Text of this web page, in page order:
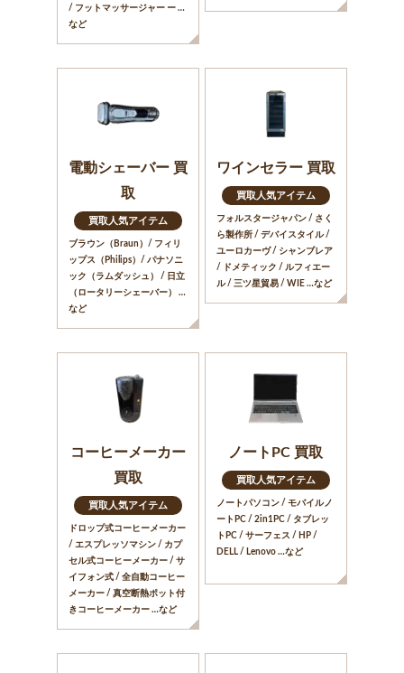
/ フットマッサージャー ー …
など
電動シェーバー 買
取
買取人気アイテム
ブラウン（Braun）/ フィリ
ップス（Philips）/ パナソニ
ック（ラムダッシュ） / 日立
（ロータリーシェーバー） …
など
ワインセラー 買取
買取人気アイテム
フォルスタージャパン / さく
ら製作所 / デバイスタイル /
ユーロカーヴ / シャンブレア
/ ドメティック / ルフィエー
ル / 三ツ星貿易 / WIE …など
コーヒーメーカー
買取
買取人気アイテム
ドロップ式コーヒーメーカー
/ エスプレッソマシン / カプ
セル式コーヒーメーカー / サ
イフォン式 / 全自動コーヒー
メーカー / 真空断熱ポット付
きコーヒーメーカー …など
ノートPC 買取
買取人気アイテム
ノートパソコン / モバイルノ
ートPC / 2in1PC / タブレッ
トPC / サーフェス / HP /
DELL / Lenovo …など